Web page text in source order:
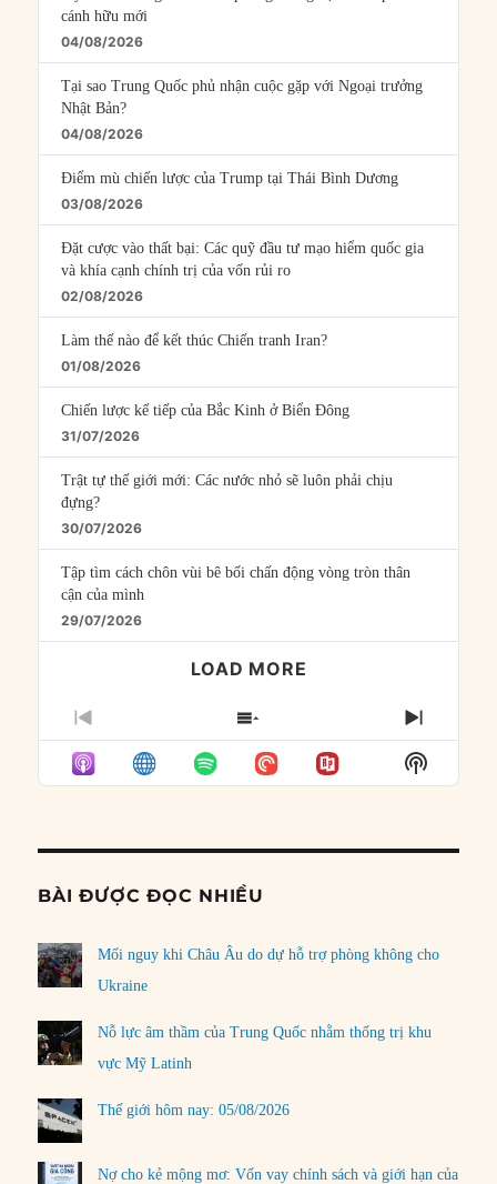
cánh hữu mới
04/08/2026
Tại sao Trung Quốc phủ nhận cuộc gặp với Ngoại trưởng
Nhật Bản?
04/08/2026
Điểm mù chiến lược của Trump tại Thái Bình Dương
03/08/2026
Đặt cược vào thất bại: Các quỹ đầu tư mạo hiểm quốc gia
và khía cạnh chính trị của vốn rủi ro
02/08/2026
Làm thế nào để kết thúc Chiến tranh Iran?
01/08/2026
Chiến lược kế tiếp của Bắc Kinh ở Biển Đông
31/07/2026
Trật tự thế giới mới: Các nước nhỏ sẽ luôn phải chịu
đựng?
30/07/2026
Tập tìm cách chôn vùi bê bối chấn động vòng tròn thân
cận của mình
29/07/2026
LOAD MORE
PREVIOUS
EPISODE
SHOW
EPISODES
LIST
NEXT
Show
Podcast
BÀI ĐƯỢC ĐỌC NHIỀU
Mối nguy khi Châu Âu do dự hỗ trợ phòng không cho
Ukraine
Nỗ lực âm thầm của Trung Quốc nhằm thống trị khu
vực Mỹ Latinh
Thế giới hôm nay: 05/08/2026
Nợ cho kẻ mộng mơ: Vốn vay chính sách và giới hạn của